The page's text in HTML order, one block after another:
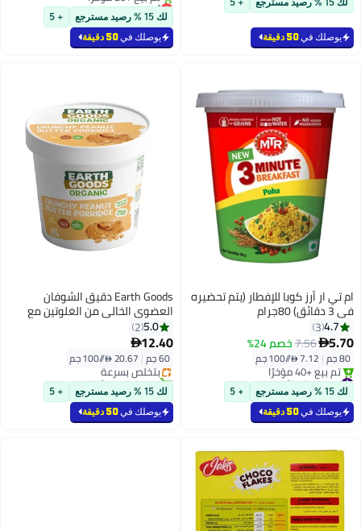
يوصلك في50 دقيقة
بتخلّص بسرعة
تم بيع +20 مؤخرًا
أقل سعر في 7 يوم
لك 15 % رصيد مسترجع + 5
يوصلك في50 دقيقة
ام تي ار أرز كوبا للإفطار (يتم تحضيره
في 3 دقائق) 80جرام
4.7
3
5.70
7.56خصم 24%
80 جم |
#8 في الرقائق
بتخلّص بسرعة
تم بيع +40 مؤخرًا
#8 في الرقائق
لك 15 % رصيد مسترجع + 5
يوصلك في50 دقيقة
Earth Goods دقيق الشوفان
العضوي الخالي من الغلوتين مع
زبدة الفول السوداني المقرمشة
5.0
2
12.40
60 جم |
بتخلّص بسرعة
تم بيع +20 مؤخرًا
بتخلّص بسرعةلك 15 % رصيد مسترجع + 5
يوصلك في50 دقيقة